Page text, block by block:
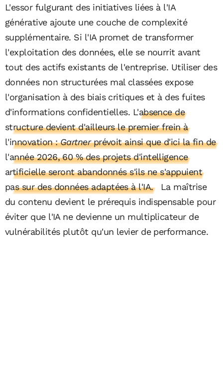
L'essor fulgurant des initiatives liées à l'IA
générative ajoute une couche de complexité
supplémentaire. Si l'IA promet de transformer
l'exploitation des données, elle se nourrit avant
tout des actifs existants de l'entreprise. Utiliser des
données non structurées mal classées expose
l'organisation à des biais critiques et à des fuites
d'informations confidentielles. L'absence de
structure devient d'ailleurs le premier frein à
l'innovation :Gartnerprévoit ainsi que d'ici la fin de
l'année 2026, 60 % des projets d'intelligence
artificielle seront abandonnés s'ils ne s'appuient
pas sur des données adaptées à l'IA.
La maîtrise
du contenu devient le prérequis indispensable pour
éviter que l'IA ne devienne un multiplicateur de
vulnérabilités plutôt qu'un levier de performance.